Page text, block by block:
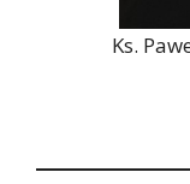
Ks.